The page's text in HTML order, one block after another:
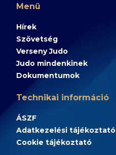
Menü
Hírek
Szövetség
Verseny Judo
Judo mindenkinek
Dokumentumok
Technikai információ
ÁSZF
Adatkezelési tájékoztató
Cookie tájékoztató